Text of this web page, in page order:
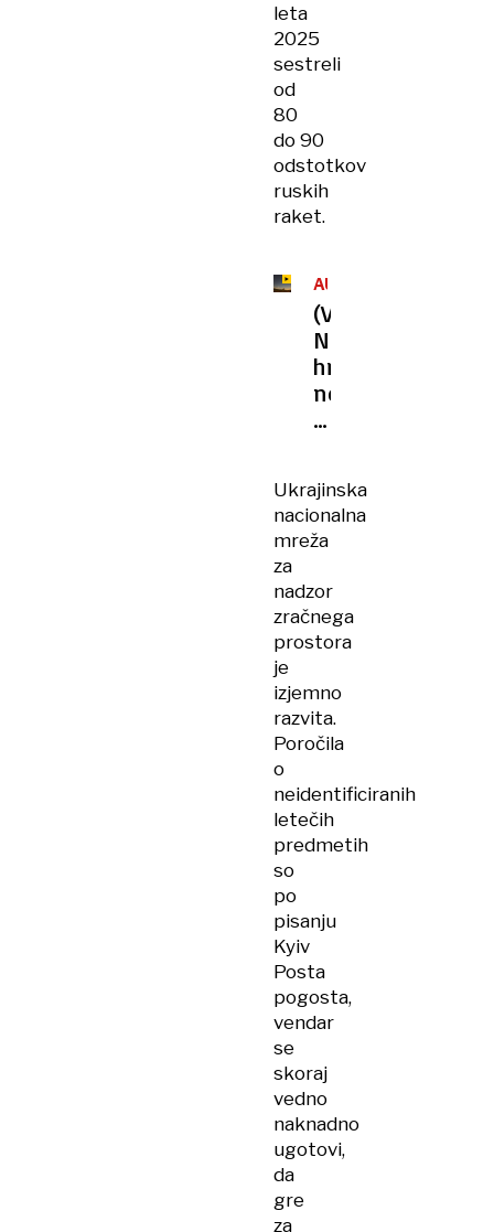
leta
2025
sestreli
od
80
do 90
odstotkov
ruskih
raket.
AURORA
(VIDEO)
Nad
hrvaškim
nebom
opazili
ne
gre
za
Ukrajinska
nacionalna
mreža
za
nadzor
zračnega
prostora
je
izjemno
razvita.
Poročila
o
neidentificiranih
letečih
predmetih
so
po
pisanju
Kyiv
Posta
pogosta,
vendar
se
skoraj
vedno
naknadno
ugotovi,
da
gre
za